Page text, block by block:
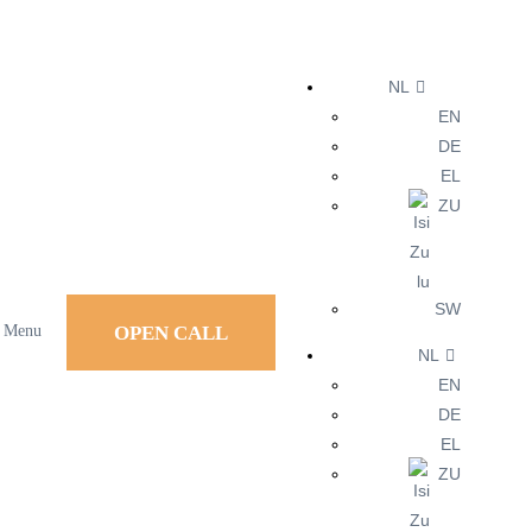
Menu OPEN CALL
NL
EN
DE
EL
ZU
SW
NL
EN
DE
EL
ZU